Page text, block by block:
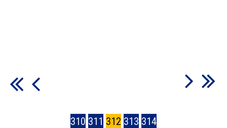
310 311 312 313 314